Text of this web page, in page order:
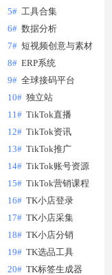
5# 工具合集
6# 数据分析
7# 短视频创意与素材
8# ERP系统
9# 全球接码平台
10# 独立站
11# TikTok直播
12# TikTok资讯
13# TikTok推广
14# TikTok账号资源
15# TikTok营销课程
16# TK小店登录
17# TK小店采集
18# TK小店分销
19# TK选品工具
20# TK标签生成器